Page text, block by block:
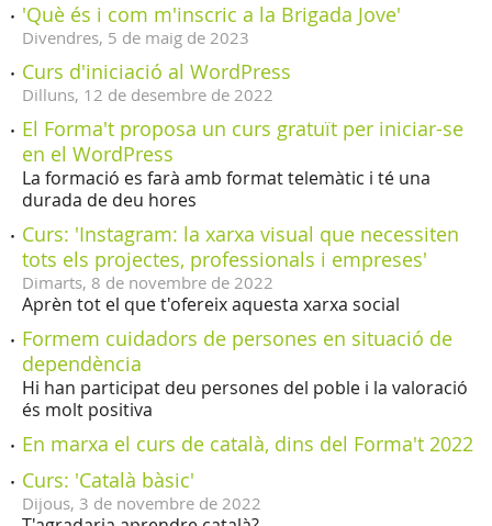
'Què és i com m'inscric a la Brigada Jove'
Divendres, 5 de maig de 2023
Curs d'iniciació al WordPress
Dilluns, 12 de desembre de 2022
El Forma't proposa un curs gratuït per iniciar-se
en el WordPress
La formació es farà amb format telemàtic i té una
durada de deu hores
Curs: 'Instagram: la xarxa visual que necessiten
tots els projectes, professionals i empreses'
Dimarts, 8 de novembre de 2022
Aprèn tot el que t'ofereix aquesta xarxa social
Formem cuidadors de persones en situació de
dependència
Hi han participat deu persones del poble i la valoració
és molt positiva
En marxa el curs de català, dins del Forma't 2022
Curs: 'Català bàsic'
Dijous, 3 de novembre de 2022